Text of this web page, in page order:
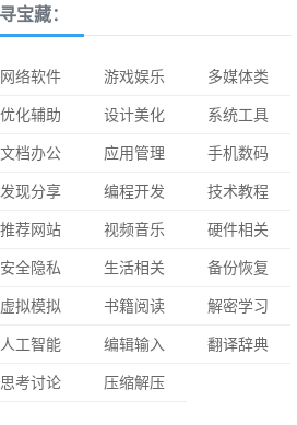
宝藏：
网络软件 游戏娱乐
多媒体类
优化辅助
设计美化
系统工具
文档办公
应用管理
手机数码
发现分享
编程开发
技术教程
推荐网站
视频音乐
硬件相关
安全隐私
生活相关
备份恢复
虚拟模拟
书籍阅读
解密学习
人工智能
编辑输入
翻译辞典
思考讨论
压缩解压